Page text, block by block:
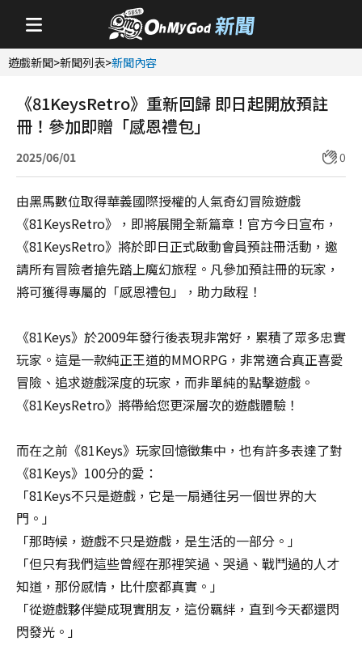
遊戲新聞>新聞列表>新聞內容
《81KeysRetro》重新回歸 即日起開放預註
冊！參加即贈「感恩禮包」
2025/06/01 0
由黑馬數位取得華義國際授權的人氣奇幻冒險遊戲
《81KeysRetro》，即將展開全新篇章！官方今日宣布，
《81KeysRetro》將於即日正式啟動會員預註冊活動，邀
請所有冒險者搶先踏上魔幻旅程。凡參加預註冊的玩家，
將可獲得專屬的「感恩禮包」，助力啟程！
《81Keys》於2009年發行後表現非常好，累積了眾多忠實
玩家。這是一款純正王道的MMORPG，非常適合真正喜愛
冒險、追求遊戲深度的玩家，而非單純的點擊遊戲。
《81KeysRetro》將帶給您更深層次的遊戲體驗！
而在之前《81Keys》玩家回憶徵集中，也有許多表達了對
《81Keys》100分的愛：
「81Keys不只是遊戲，它是一扇通往另一個世界的大
門。」
「那時候，遊戲不只是遊戲，是生活的一部分。」
「但只有我們這些曾經在那裡笑過、哭過、戰鬥過的人才
知道，那份感情，比什麼都真實。」
「從遊戲夥伴變成現實朋友，這份羈絆，直到今天都還閃
閃發光。」